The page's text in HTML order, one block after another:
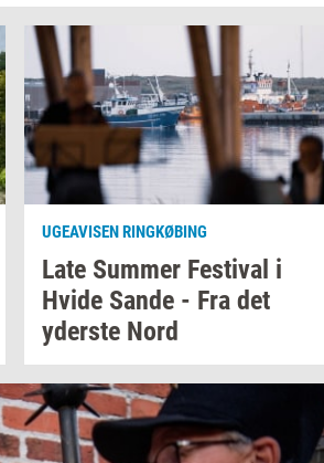
UGEAVISEN RINGKØBING
Late Sum­mer Festi­val i
Hvide Sande - Fra det
yder­ste Nord